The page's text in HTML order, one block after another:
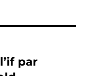
par